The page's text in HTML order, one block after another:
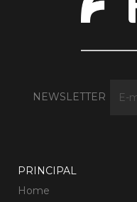
NEWSLETTER
PRINCIPAL
Home